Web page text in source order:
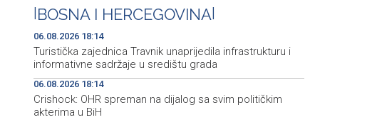
19:29
Španska krajnja ljevica i desnica ujedinjene protiv
Maroka kao suorganizatora SP 2030.
BOSNA I HERCEGOVINA
06.08.2026 18:14
Turistička zajednica Travnik unaprijedila infrastrukturu i
informativne sadržaje u središtu grada
06.08.2026 18:14
Crishock: OHR spreman na dijalog sa svim političkim
akterima u BiH